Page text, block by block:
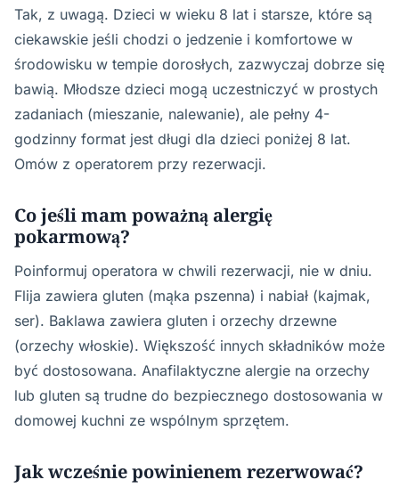
Tak, z uwagą. Dzieci w wieku 8 lat i starsze, które są
ciekawskie jeśli chodzi o jedzenie i komfortowe w
środowisku w tempie dorosłych, zazwyczaj dobrze się
bawią. Młodsze dzieci mogą uczestniczyć w prostych
zadaniach (mieszanie, nalewanie), ale pełny 4-
godzinny format jest długi dla dzieci poniżej 8 lat.
Omów z operatorem przy rezerwacji.
Co jeśli mam poważną alergię
pokarmową?
Poinformuj operatora w chwili rezerwacji, nie w dniu.
Flija zawiera gluten (mąka pszenna) i nabiał (kajmak,
ser). Baklawa zawiera gluten i orzechy drzewne
(orzechy włoskie). Większość innych składników może
być dostosowana. Anafilaktyczne alergie na orzechy
lub gluten są trudne do bezpiecznego dostosowania w
domowej kuchni ze wspólnym sprzętem.
Jak wcześnie powinienem rezerwować?